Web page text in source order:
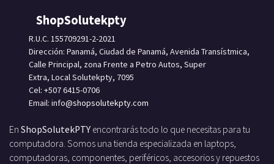
ShopSolutekpty
R.U.C. 155709291-2-2021
Dirección: Panamá, Ciudad de Panamá, Avenida Transístmica,
Calle Principal, zona Frente a Petro Autos, Super
Extra, Local Solutekpty, 7095
Cel: +507 6415-0706
Email: info@shopsolutekpty.com
En ShopSolutekPTY encontrarás todo lo que necesitas para tu
computadora. Somos una tienda especializada en laptops,
computadoras, componentes, periféricos, accesorios y repuestos